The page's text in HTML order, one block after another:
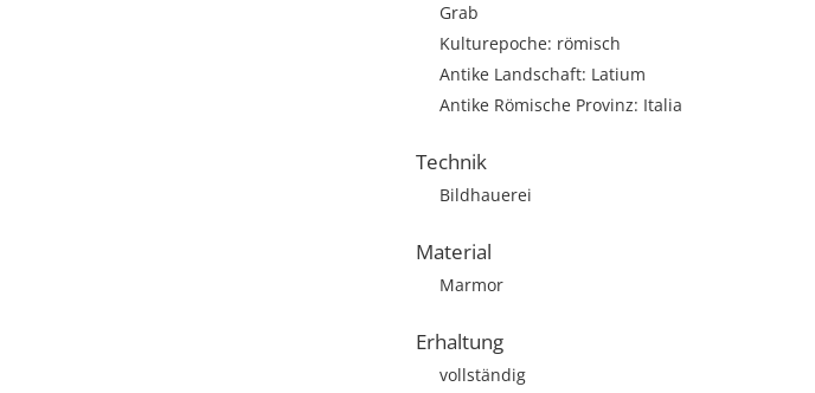
Grab
Kulturepoche: römisch
Antike Landschaft: Latium
Antike Römische Provinz: Italia
Technik
Bildhauerei
Material
Marmor
Erhaltung
vollständig